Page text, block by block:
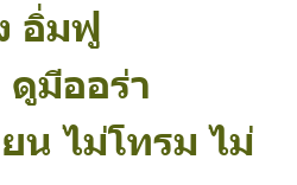
อิ่มฟู
ดูมีออร่า
น ไม่โทรม ไม่